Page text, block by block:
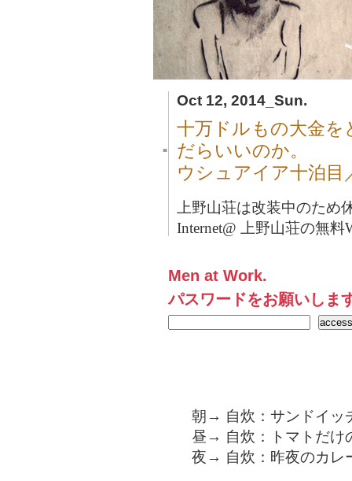
Oct 12, 2014_Sun.
■
十万ドルもの大金
だらいいのか。
ウシュアイア十泊目
上野山荘は改装中のため
Internet@ 上野山荘の無料
Men at Work.
パスワードをお願いしま
朝→ 自炊：サンドイッ
昼→ 自炊：トマトだけ
夜→ 自炊：昨夜のカレ